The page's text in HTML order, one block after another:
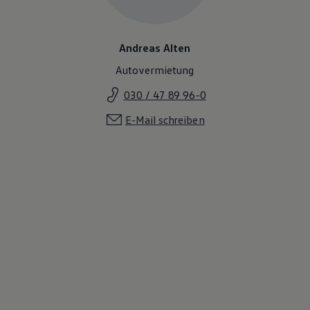
Economy Service
Modellspezifisches Zubehör
Schutz und Pflege
Entertainment und Elektronik
Andreas Alten
Autovermietung
030 / 47 89 96-0
E-Mail schreiben